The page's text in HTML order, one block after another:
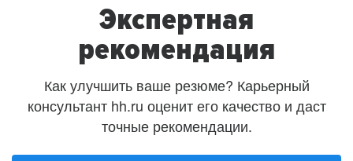
Экспертная
рекомендация
Как улучшить ваше резюме? Карьерный
консультант hh.ru оценит его качество и даст
точные рекомендации.